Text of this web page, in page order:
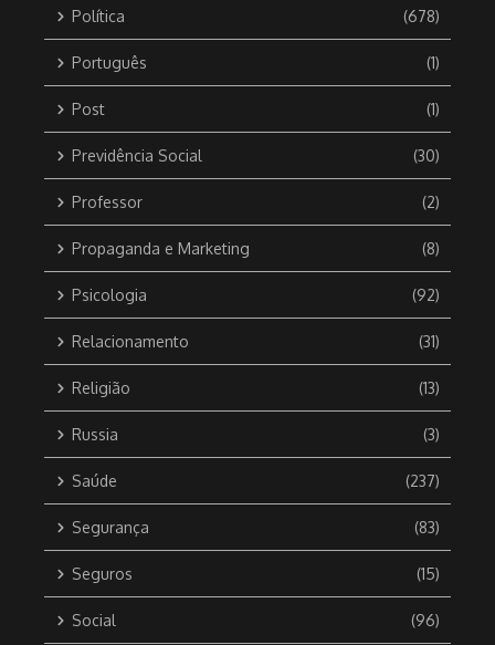
Política (678)
Português (1)
Post (1)
Previdência Social (30)
Professor (2)
Propaganda e Marketing (8)
Psicologia (92)
Relacionamento (31)
Religião (13)
Russia (3)
Saúde (237)
Segurança (83)
Seguros (15)
Social (96)